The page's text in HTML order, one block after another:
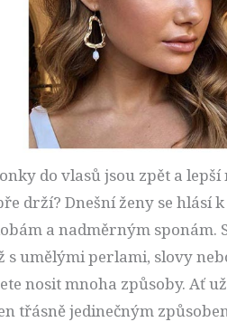
do vlasů jsou zpět a
drží? Dnešní ženy se
a nadměrným sponám.
s umělými perlami, slovy
nosit mnoha způsoby. Ať
třásně jedinečným